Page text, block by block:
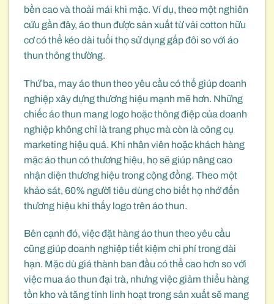
bền cao và thoải mái khi mặc. Ví dụ, theo một nghiên
cứu gần đây, áo thun được sản xuất từ vải cotton hữu
cơ có thể kéo dài tuổi thọ sử dụng gấp đôi so với áo
thun thông thường.
Thứ ba, may áo thun theo yêu cầu có thể giúp doanh
nghiệp xây dựng thương hiệu mạnh mẽ hơn. Những
chiếc áo thun mang logo hoặc thông điệp của doanh
nghiệp không chỉ là trang phục mà còn là công cụ
marketing hiệu quả. Khi nhân viên hoặc khách hàng
mặc áo thun có thương hiệu, họ sẽ giúp nâng cao
nhận diện thương hiệu trong cộng đồng. Theo một
khảo sát, 60% người tiêu dùng cho biết họ nhớ đến
thương hiệu khi thấy logo trên áo thun.
Bên cạnh đó, việc đặt hàng áo thun theo yêu cầu
cũng giúp doanh nghiệp tiết kiệm chi phí trong dài
hạn. Mặc dù giá thành ban đầu có thể cao hơn so với
việc mua áo thun đại trà, nhưng việc giảm thiểu hàng
tồn kho và tăng tính linh hoạt trong sản xuất sẽ mang